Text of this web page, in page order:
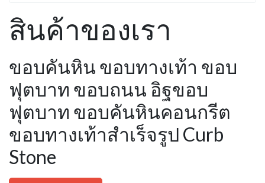
สินค้าของเรา
ขอบคันหิน ขอบทางเท้า ขอบ
ฟุตบาท ขอบถนน อิฐขอบ
ฟุตบาท ขอบคันหินคอนกรีต
ขอบทางเท้าสำเร็จรูป Curb
Stone